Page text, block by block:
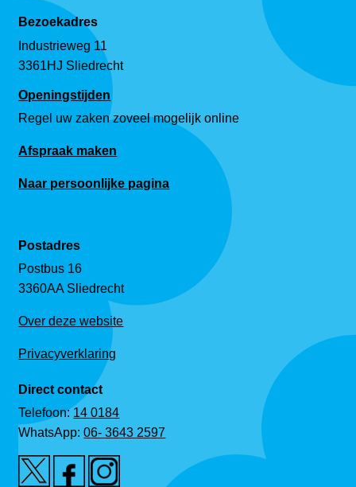
Bezoekadres
Industrieweg 11
3361HJ Sliedrecht
Openingstijden
Regel uw zaken zoveel mogelijk online
Afspraak maken
Naar persoonlijke pagina
Postadres
Postbus 16
3360AA Sliedrecht
Over deze website
Privacyverklaring
Direct contact
Telefoon:14 0184
WhatsApp:06- 3643 2597